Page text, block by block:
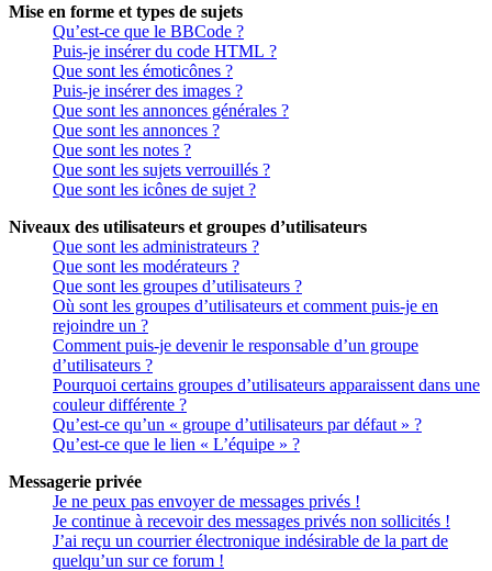
Mise en forme et types de sujets
Qu’est-ce que le BBCode ?
Puis-je insérer du code HTML ?
Que sont les émoticônes ?
Puis-je insérer des images ?
Que sont les annonces générales ?
Que sont les annonces ?
Que sont les notes ?
Que sont les sujets verrouillés ?
Que sont les icônes de sujet ?
Niveaux des utilisateurs et groupes d’utilisateurs
Que sont les administrateurs ?
Que sont les modérateurs ?
Que sont les groupes d’utilisateurs ?
Où sont les groupes d’utilisateurs et comment puis-je en
rejoindre un ?
Comment puis-je devenir le responsable d’un groupe
d’utilisateurs ?
Pourquoi certains groupes d’utilisateurs apparaissent dans une
couleur différente ?
Qu’est-ce qu’un « groupe d’utilisateurs par défaut » ?
Qu’est-ce que le lien « L’équipe » ?
Messagerie privée
Je ne peux pas envoyer de messages privés !
Je continue à recevoir des messages privés non sollicités !
J’ai reçu un courrier électronique indésirable de la part de
quelqu’un sur ce forum !